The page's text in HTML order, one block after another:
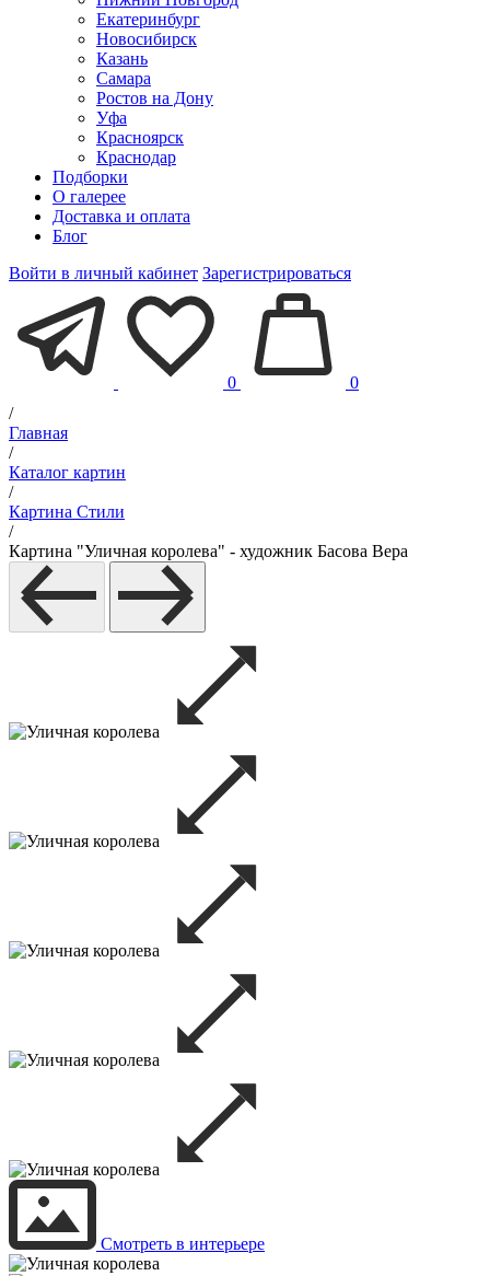
Екатеринбург
Новосибирск
Казань
Самара
Ростов на Дону
Уфа
Красноярск
Краснодар
Подборки
О галерее
Доставка и оплата
Блог
Войти в личный кабинет Зарегистрироваться
0
0
/
Главная
/
Каталог картин
/
Картина Стили
/
Картина "Уличная королева" - художник Басова Вера
Смотреть в интерьере